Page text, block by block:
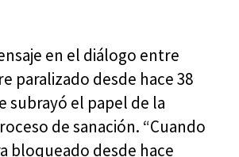
en el diálogo entre
paralizado desde hace 38
subrayó el papel de la
de sanación. “Cuando
bloqueado desde hace